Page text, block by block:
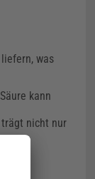
was
kann
trägt nicht nur